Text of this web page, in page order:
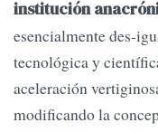
institución
esencialmente des-
tecnológica y
aceleración
modificando la